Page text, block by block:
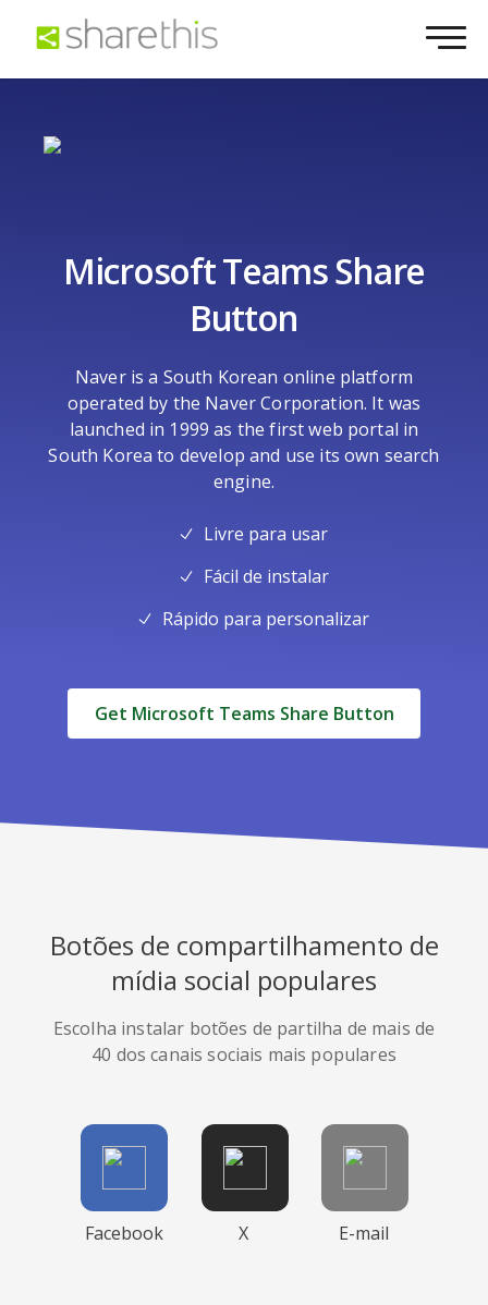
Microsoft Teams Share
Button
Naver is a South Korean online platform
operated by the Naver Corporation. It was
launched in 1999 as the first web portal in
South Korea to develop and use its own search
engine.
Livre para usar
Fácil de instalar
Rápido para personalizar
Get Microsoft Teams Share Button
Botões de compartilhamento de
mídia social populares
Escolha instalar botões de partilha de mais de
40 dos canais sociais mais populares
Facebook X E-mail